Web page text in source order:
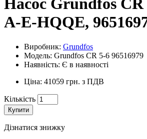
A-E-HQQE,
Виробник: Grundfos
Модель: Grundfos CR 5-6 96516979
Наявність: Є в наявності
Ціна: 41059 грн. з ПДВ
Кількість
Купити
Дізнатися знижку